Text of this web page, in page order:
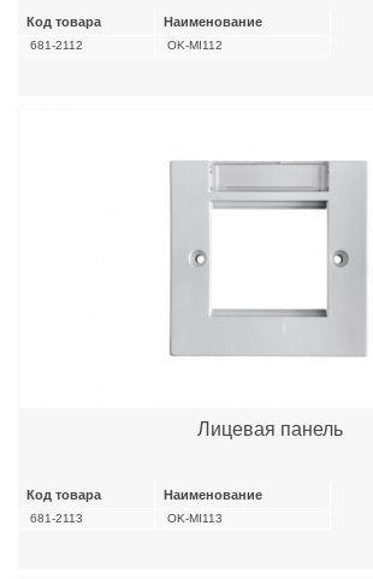
Код товара Наименование
681-2112 OK-MI112
Лицевая панель
Код товара Наименование
681-2113 OK-MI113